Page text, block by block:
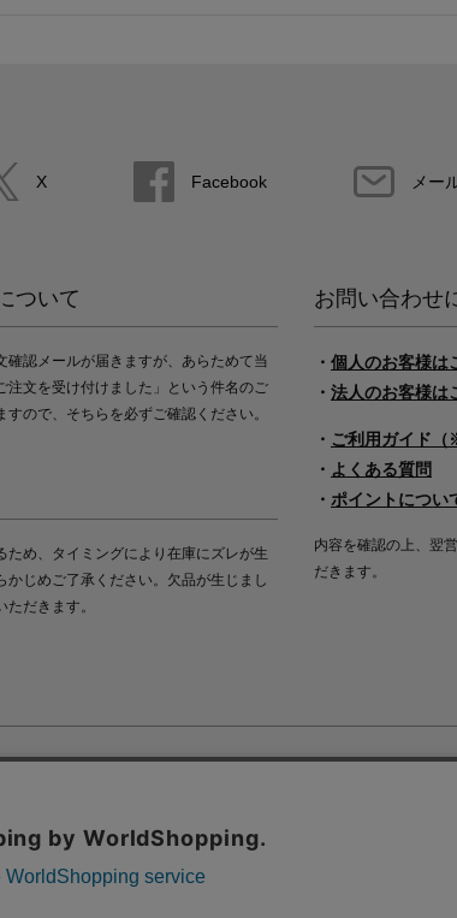
X Facebook メー
ついて
確認メールが届きますが、あらためて当
注文を受け付けました」という件名のご
ので、そちらを必ずご確認ください。
ため、タイミングにより在庫にズレが生
かじめご了承ください。欠品が生じまし
だきます。
お問い合わせ
・ 個人のお客様は
・ 法人のお客様は
・ ご利用ガイド（
・ よくある質問
・ ポイントについ
内容を確認の上、翌
だきます。